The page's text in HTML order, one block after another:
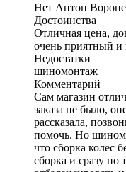
Нет Антон
Достоинства
Отличная цена,
очень приятный
Недостатки
шиномонтаж
Комментарий
Сам магазин
заказа не было,
рассказала,
помочь. Но
что сборка колес
сборка и сразу по